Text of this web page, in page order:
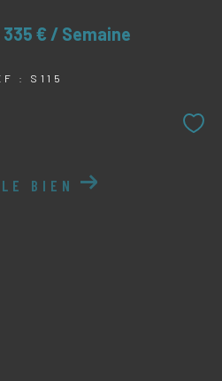
335 € / Semaine
: S115
BIEN